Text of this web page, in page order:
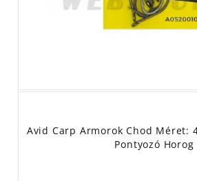
Avid Carp Armorok Chod Méret:
Pontyozó Horog